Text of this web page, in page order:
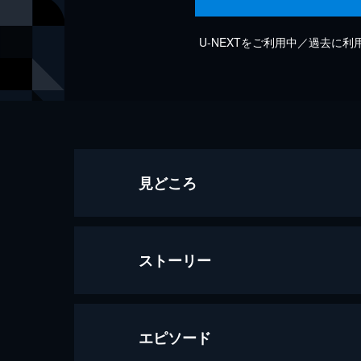
U-NEXTをご利用中／過去に利
見どころ
ストーリー
エピソード